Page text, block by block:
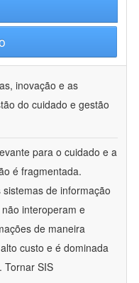
inovação e as
do cuidado e gestão
para o cuidado e a
é fragmentada.
de informação
interoperam e
de maneira
custo e é dominada
Tornar SIS